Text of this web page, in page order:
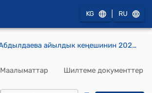
KG RU
М.Абдылдаева айылдык кеңешинин 2024-жылдын 26-январындагы №135 "“Көксариев Орозбек Борбиевичке Чолпон-Ата айыл аймагы -өкмөтүнүн “Ардактуу атуулу наамын ыйгаруу жөнүндө” токтому
Маалыматтар Шилтеме документтер